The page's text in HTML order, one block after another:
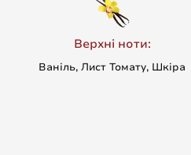
Верхні ноти:
Ваніль, Лист Томату, Шкіра